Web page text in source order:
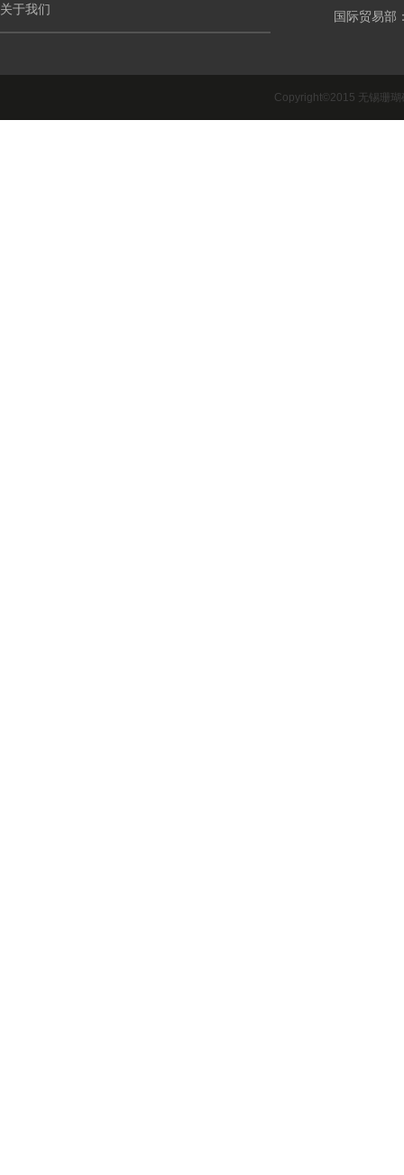
关于我们
国际贸易部
Copyright©2015 无锡珊